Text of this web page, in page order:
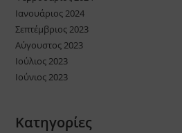
Ιανουάριος 2024
Σεπτέμβριος 2023
Αύγουστος 2023
Ιούλιος 2023
Ιούνιος 2023
Kατηγορίες